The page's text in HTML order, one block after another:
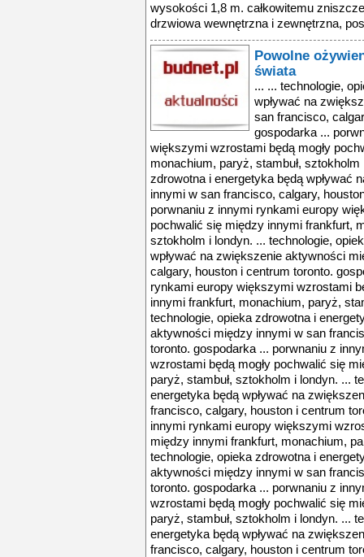
wysokości 1,8 m. całkowitemu
drzwiowa wewnętrzna i zewnętrzna,
Powolne
świata
... ... technologie,
wpływać na
san francisco,
gospodarka ...
większymi wzrostami będą mogły
monachium, paryż, stambuł,
zdrowotna i energetyka będą wpływać
innymi w san francisco, calgary,
porwnaniu z innymi rynkami europy
pochwalić się między innymi frankfurt,
sztokholm i londyn. ... technologie,
wpływać na zwiększenie aktywności
calgary, houston i centrum toronto.
rynkami europy większymi wzrostami
innymi frankfurt, monachium, paryż,
technologie, opieka zdrowotna i
aktywności między innymi w san
toronto. gospodarka ... porwnaniu z
wzrostami będą mogły pochwalić się
paryż, stambuł, sztokholm i londyn. ...
energetyka będą wpływać na
francisco, calgary, houston i centrum
innymi rynkami europy większymi
między innymi frankfurt, monachium,
technologie, opieka zdrowotna i
aktywności między innymi w san
toronto. gospodarka ... porwnaniu z
wzrostami będą mogły pochwalić się
paryż, stambuł, sztokholm i londyn. ...
energetyka będą wpływać na
francisco, calgary, houston i centrum